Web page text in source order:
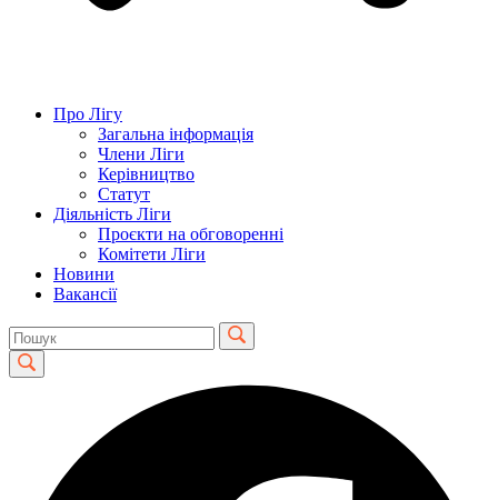
Про Лігу
Загальна інформація
Члени Ліги
Керівництво
Статут
Діяльність Ліги
Проєкти на обговоренні
Комітети Ліги
Новини
Вакансії